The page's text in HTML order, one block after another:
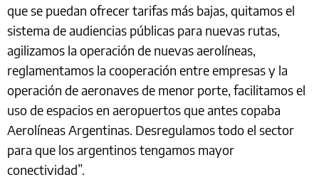
que se puedan ofrecer tarifas más bajas, quitamos el
sistema de audiencias públicas para nuevas rutas,
agilizamos la operación de nuevas aerolíneas,
reglamentamos la cooperación entre empresas y la
operación de aeronaves de menor porte, facilitamos el
uso de espacios en aeropuertos que antes copaba
Aerolíneas Argentinas. Desregulamos todo el sector
para que los argentinos tengamos mayor
conectividad”.